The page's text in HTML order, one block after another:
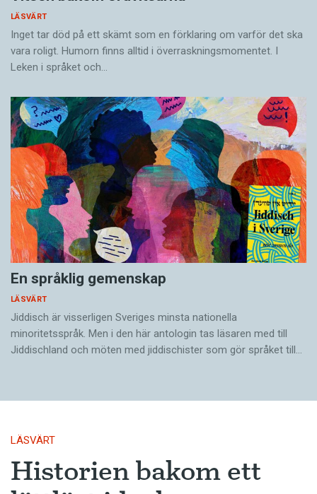
LÄSVÄRT
Inget tar död på ett skämt som en förklaring om varför det ska
vara roligt. Humorn finns alltid i överrask­ningsmomentet. I
Leken i språket och…
En språklig gemenskap
LÄSVÄRT
Jiddisch är visserligen Sveriges minsta nationella
minoritetsspråk. Men i den här antologin tas läsaren med till
Jiddischland och möten med jiddischister som gör språket till…
LÄSVÄRT
Historien bakom ett